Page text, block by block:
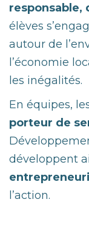
responsable,
élèves
autour de
l’économie
les inégalités.
En équipes,
porteur de
développent
l’action.